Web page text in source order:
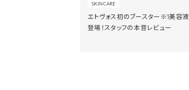
SKINCARE
エトヴォス初のブースター※1美容液
登場！スタッフの本音レビュー